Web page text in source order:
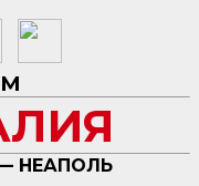
НЕАПОЛЬ